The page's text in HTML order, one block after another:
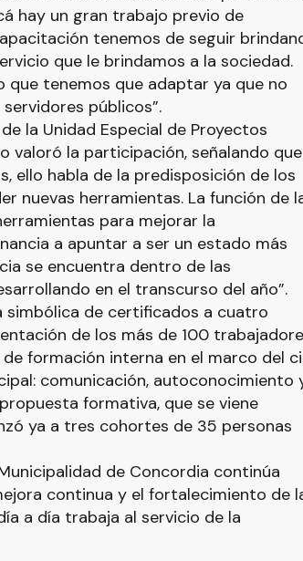
hay un gran trabajo previo de
tenemos de seguir
que le brindamos a la sociedad.
que tenemos que adaptar ya que no
públicos”.
la Unidad Especial de Proyectos
valoró la participación, señalando que
ello habla de la predisposición de los
nuevas herramientas. La función de
para mejorar la
a apuntar a ser un estado más
se encuentra dentro de las
en el transcurso del año”.
simbólica de certificados a cuatro
de los más de 100
formación interna en el marco del
comunicación, autoconocimiento
formativa, que se viene
ya a tres cohortes de 35 personas
de Concordia continúa
continua y el fortalecimiento de
a día trabaja al servicio de la